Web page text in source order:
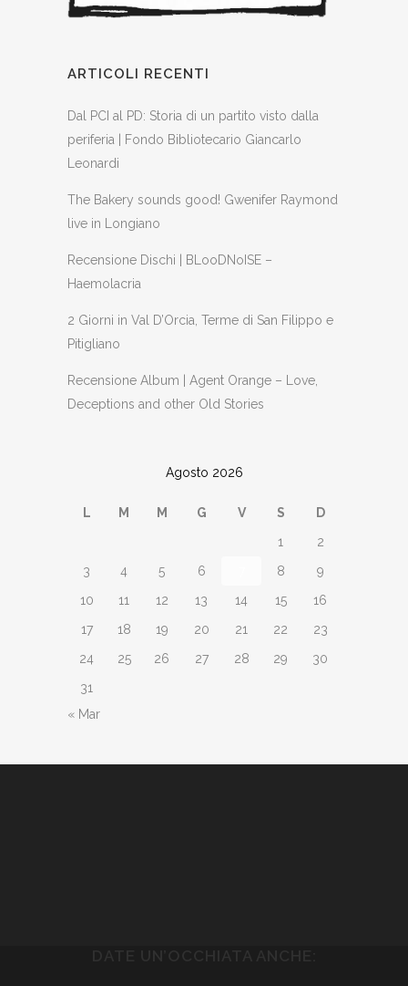
ARTICOLI RECENTI
Dal PCI al PD: Storia di un partito visto dalla
periferia | Fondo Bibliotecario Giancarlo
Leonardi
The Bakery sounds good! Gwenifer Raymond
live in Longiano
Recensione Dischi | BLooDNoISE –
Haemolacria
2 Giorni in Val D’Orcia, Terme di San Filippo e
Pitigliano
Recensione Album | Agent Orange – Love,
Deceptions and other Old Stories
Agosto 2026
L M M G V S
D
1
2
3
4 5 6 8
9
10
11 12 13 14 15
16
17
18 19 20 21 22
23
24
25 26 27 28 29
30
31
« Mar